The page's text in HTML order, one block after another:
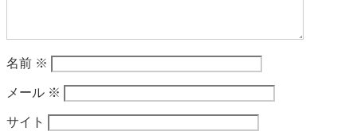
名前 ※
メール ※
サイト